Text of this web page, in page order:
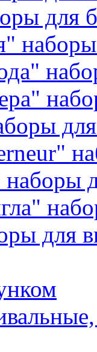
для
наборы
для